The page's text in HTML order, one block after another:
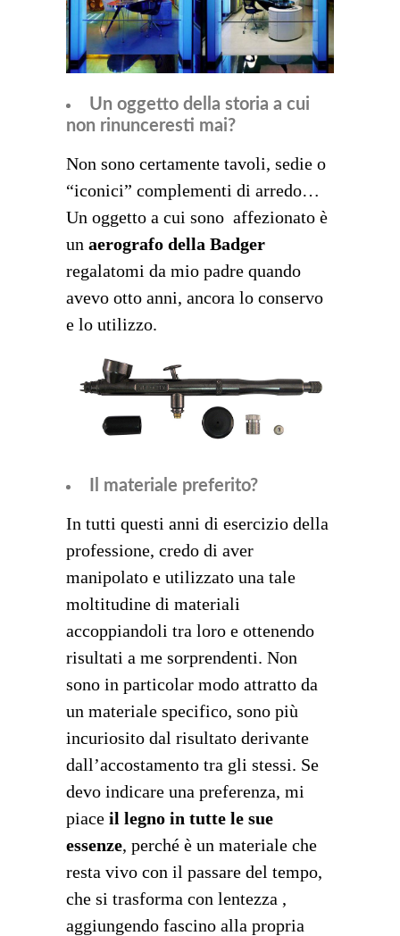
Un oggetto della storia a cui
non rinunceresti mai?
Non sono certamente tavoli, sedie o
“iconici” complementi di arredo…
Un oggetto a cui sono affezionato è
un aerografo della Badger
regalatomi da mio padre quando
avevo otto anni, ancora lo conservo
e lo utilizzo.
Il materiale preferito?
In tutti questi anni di esercizio della
professione, credo di aver
manipolato e utilizzato una tale
moltitudine di materiali
accoppiandoli tra loro e ottenendo
risultati a me sorprendenti. Non
sono in particolar modo attratto da
un materiale specifico, sono più
incuriosito dal risultato derivante
dall’accostamento tra gli stessi. Se
devo indicare una preferenza, mi
piace il legno in tutte le sue
essenze, perché è un materiale che
resta vivo con il passare del tempo,
che si trasforma con lentezza ,
aggiungendo fascino alla propria